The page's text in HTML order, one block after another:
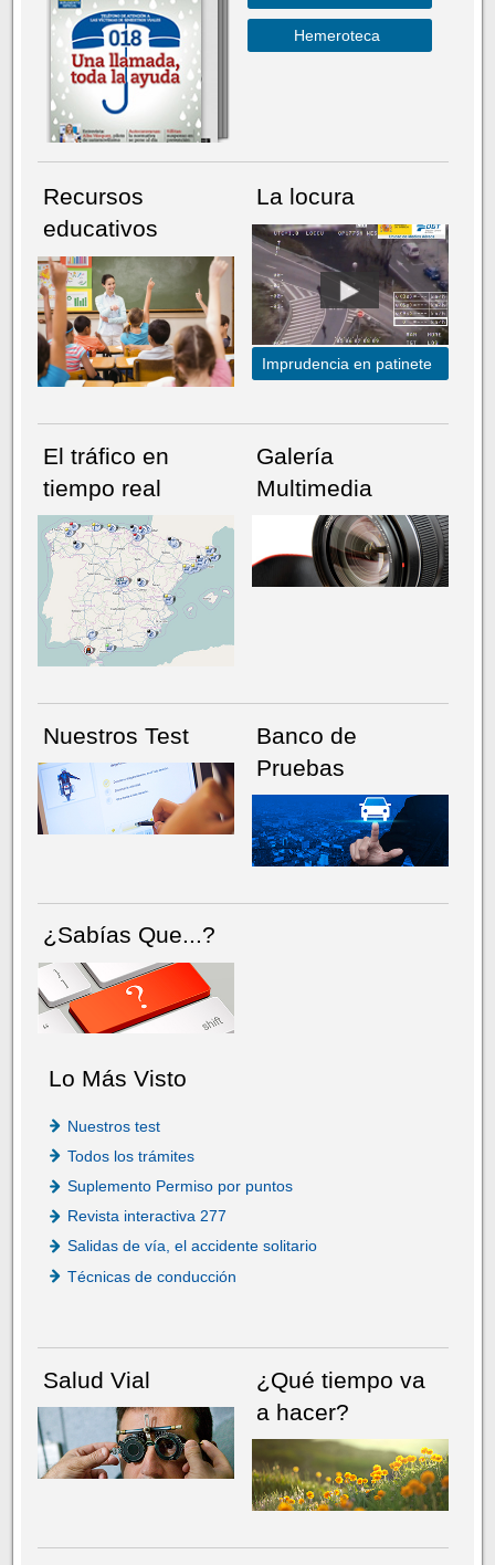
NÚMERO ACTUALHEMEROTECA
Hemeroteca
Recursos
educativos
La locura
Imprudencia en patinete
El tráfico en
tiempo real
Galería
Multimedia
Nuestros Test
Banco de
Pruebas
¿Sabías Que...?
Lo Más Visto
Nuestros test
Todos los trámites
Suplemento Permiso por puntos
Revista interactiva 277
Salidas de vía, el accidente solitario
Técnicas de conducción
Salud Vial
¿Qué tiempo va
a hacer?